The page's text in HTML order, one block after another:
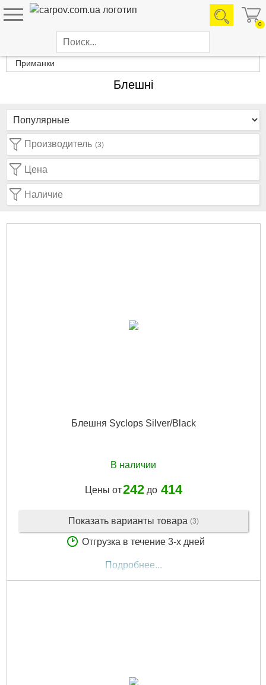
0
Каталог товаров
Приманки
Блешні
Производитель (3)
Цена
Наличие
Блешня Syclops Silver/Black
В наличии
Цены от242до 414
Показать варианты товара (3)
Отгрузка в течение 3-х дней
Подробнее...